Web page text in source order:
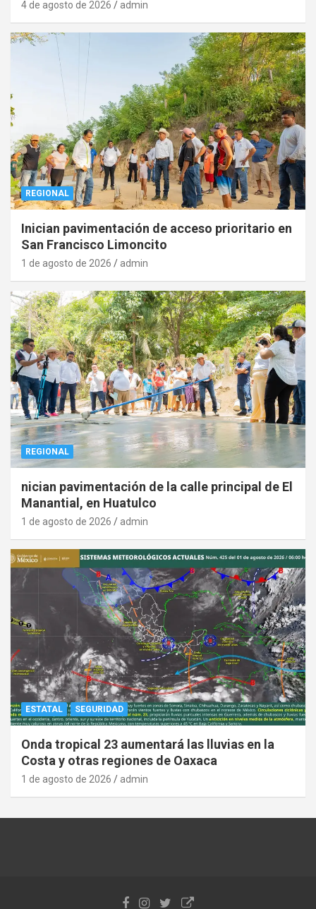
4 de agosto de 2026 admin
REGIONAL
Inician pavimentación de acceso prioritario en
San Francisco Limoncito
1 de agosto de 2026 admin
REGIONAL
nician pavimentación de la calle principal de El
Manantial, en Huatulco
1 de agosto de 2026 admin
ESTATAL SEGURIDAD
Onda tropical 23 aumentará las lluvias en la
Costa y otras regiones de Oaxaca
1 de agosto de 2026 admin